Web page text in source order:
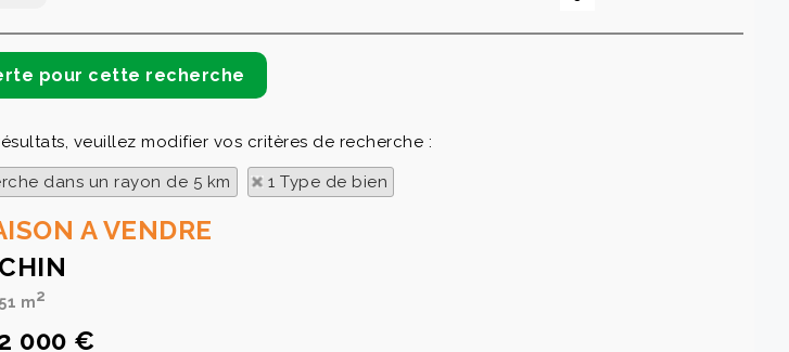
veuillez modifier vos critères de recherche :
dans un rayon de 5 km 1 Type de bien
A VENDRE
m2
000 €